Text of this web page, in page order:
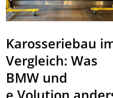
Karosseriebau
Vergleich: Was
BMW und
e.Volution